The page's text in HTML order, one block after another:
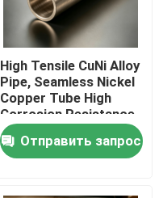
High Tensile CuNi Alloy
Pipe, Seamless Nickel
Copper Tube High
Corrosion Resistance
for Industry
Отправить запрос